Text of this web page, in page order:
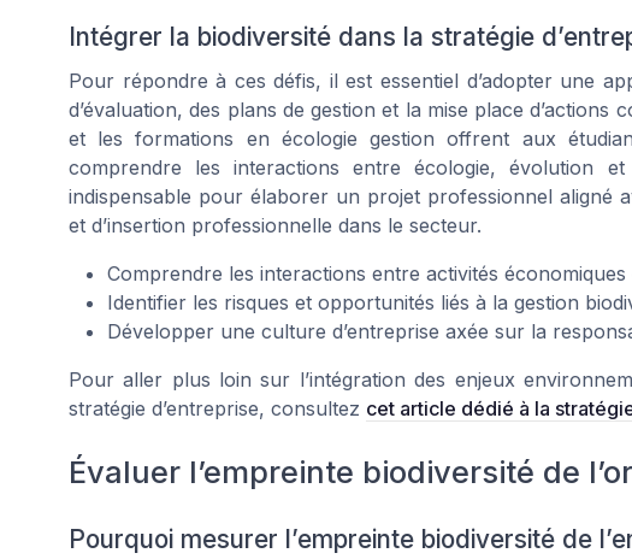
Intégrer la biodiversité dans la stratégie
Pour répondre à ces défis, il est essentiel d’adopter une
d’évaluation, des plans de gestion et la mise place
et les formations en écologie gestion offrent aux
comprendre les interactions entre écologie, évolution
indispensable pour élaborer un projet professionnel aligné
et d’insertion professionnelle dans le secteur.
Comprendre les interactions entre activités
Identifier les risques et opportunités liés à la gestion
Développer une culture d’entreprise axée sur la
Pour aller plus loin sur l’intégration des enjeux
stratégie d’entreprise, consultez cet article dédié à la
Évaluer l’empreinte biodiversité de
Pourquoi mesurer l’empreinte biodiversité de